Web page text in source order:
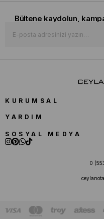
Bültene kaydolun,
KURUMSAL
YARDIM
SOSYAL MEDYA
0